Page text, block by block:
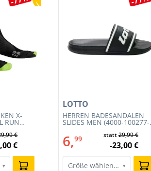
X-
RUN
€
€
▾
HERREN BADESANDALEN
SLIDES MEN (4000-100277-
LOTTO
6,99 statt29,99 €
-23,00 €
Größe wählen… ▾